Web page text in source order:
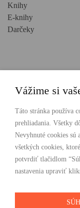
Knihy
E-knihy
Darčeky
POHODLNÉ
Odosielame
Doprava
PLATBY
Vážime si
Táto stránka používa
prehliadania. Všetky
Nevyhnuté cookies sú
všetkých cookies,
potvrdiť tlačidlom
nastavenia upraviť